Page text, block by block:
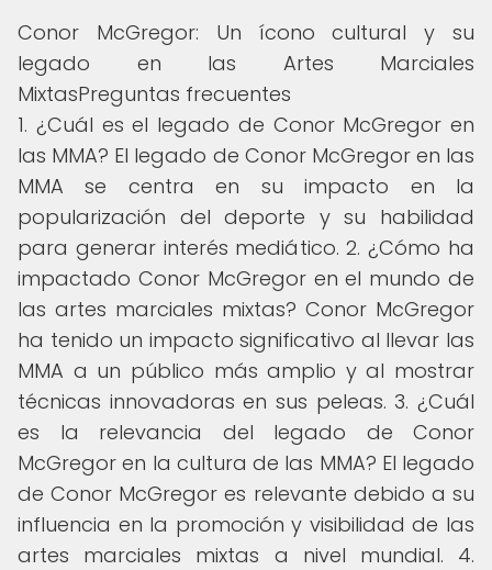
Conor McGregor: Un ícono cultural y su
legado en las Artes Marciales
MixtasPreguntas frecuentes
1. ¿Cuál es el legado de Conor McGregor en
las MMA? El legado de Conor McGregor en las
MMA se centra en su impacto en la
popularización del deporte y su habilidad
para generar interés mediático. 2. ¿Cómo ha
impactado Conor McGregor en el mundo de
las artes marciales mixtas? Conor McGregor
ha tenido un impacto significativo al llevar las
MMA a un público más amplio y al mostrar
técnicas innovadoras en sus peleas. 3. ¿Cuál
es la relevancia del legado de Conor
McGregor en la cultura de las MMA? El legado
de Conor McGregor es relevante debido a su
influencia en la promoción y visibilidad de las
artes marciales mixtas a nivel mundial. 4.